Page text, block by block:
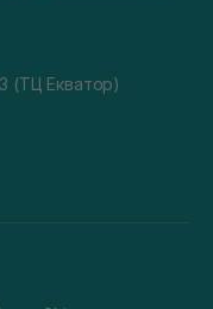
(ТЦ Екватор)